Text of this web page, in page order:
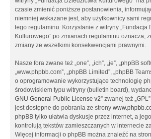
czasie zmienić poniższe postanowienia,
niemniej wskazane jest, aby użytkownicy sami
tego regulaminu. Korzystanie z witryny „Fundacja
Kulturowego” po zmianach regulaminu oznacza,
zmiany ze wszelkimi konsekwencjami prawnymi.
Nasze fora zwane też „one”, „ich”, „je”, „phpBB
„www.phpbb.com”, „phpBB Limited”, „phpBB
o oprogramowanie wykorzystujące technologię
środowiskiem typu witryny (bulletin board),
GNU General Public License v2” zwanej też
jest dostępne do pobrania ze strony
phpBB tylko ułatwia dyskusje przez internet, a
kontrolują tekstów zamieszczanych w internecie
Więcej informacji o phpBB można znaleźć na